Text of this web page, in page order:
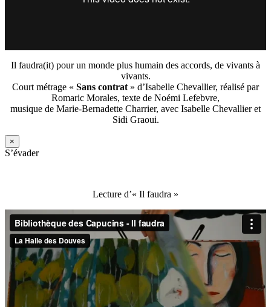
Il faudra(it) pour un monde plus humain des accords, de vivants à
vivants.
Court métrage « Sans contrat » d’Isabelle Chevallier, réalisé par
Romaric Morales, texte de Noémi Lefebvre,
musique de Marie-Bernadette Charrier, avec Isabelle Chevallier et
Sidi Graoui.
×
S’évader
Lecture d’« Il faudra »